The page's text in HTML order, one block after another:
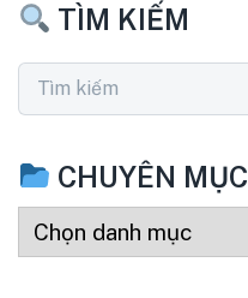
TÌM KIẾM
CHUYÊN MỤC